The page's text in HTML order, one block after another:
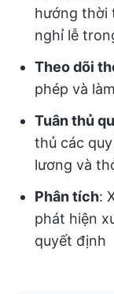
hướng thời
nghỉ lễ
Theo dõi
phép và
Tuân thủ
thủ các
lương và
Phân tích:
phát hiện
quyết định